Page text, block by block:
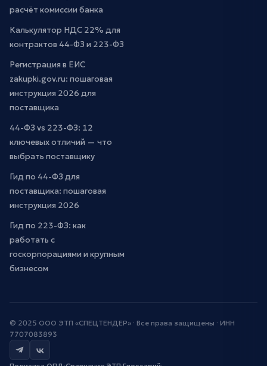
расчёт комиссии банка
Калькулятор НДС 22% для
контрактов 44-ФЗ и 223-ФЗ
Регистрация в ЕИС
zakupki.gov.ru: пошаговая
инструкция 2026 для
поставщика
44-ФЗ vs 223-ФЗ: 12
ключевых отличий — что
выбрать поставщику
Гид по 44-ФЗ для
поставщика: пошаговая
инструкция 2026
Гид по 223-ФЗ: как
работать с
госкорпорациями и крупным
бизнесом
© 2025 ООО ЭТП «СПЕЦТЕНДЕР» · Все права защищены · ИНН
7707083893